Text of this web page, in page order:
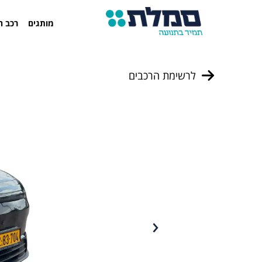
מותגים רכב
לרשימת הרכבים